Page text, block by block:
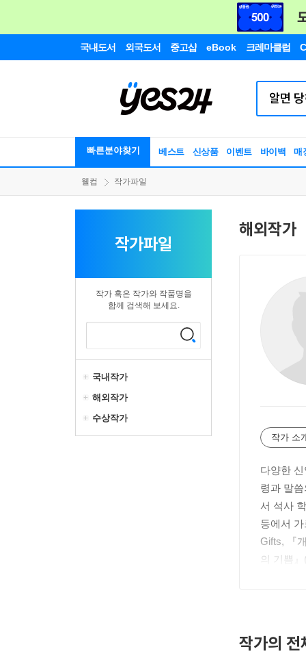
국내도서 외국도서 중고샵 eBook 크레마클럽
빠른분야찾기 베스트 신상품 이벤트 바이백 매
웰컴 작가파일
작가파일
작가 혹은 작가와 작품명을
함께 검색해 보세요.
국내작가
해외작가
수상작가
해외작가
작가 소
다양한
령과 말
서 석사
등에서
Gifts, 『
의 기쁨
작가의 전